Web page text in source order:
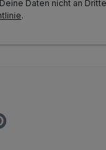
Daten nicht an
.